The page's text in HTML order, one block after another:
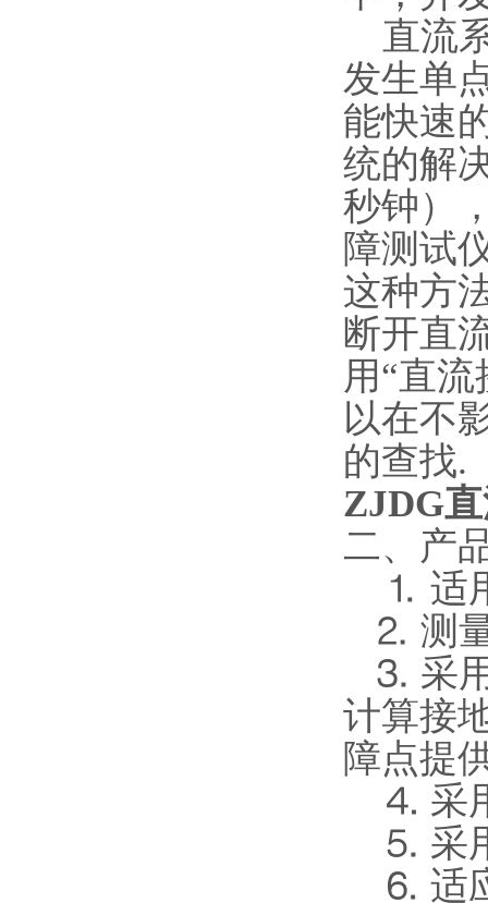
直流
发生单
能快速
统的解
秒钟）
障测试
这种方
断开直
用“直
以在不
的查找.
ZJDG
二、产
⒈ 适
⒉ 测
⒊ 采用
计算接
障点提
⒋ 采
⒌ 采
⒍ 适